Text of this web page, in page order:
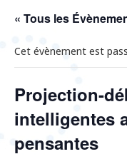
« Tous les
Cet évènement est
Projection-
intelligentes
pensantes